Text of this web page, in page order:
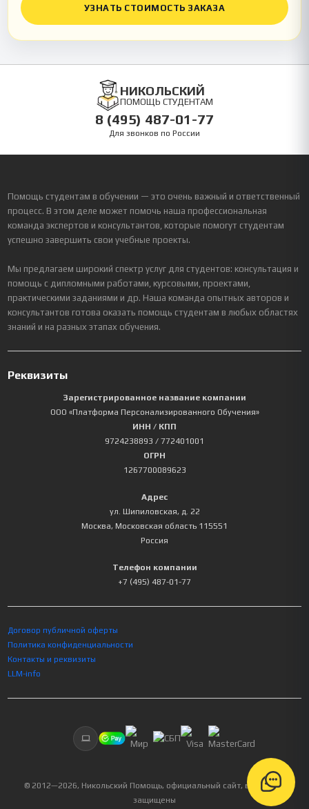
УЗНАТЬ СТОИМОСТЬ ЗАКАЗА
НИКОЛЬСКИЙ
ПОМОЩЬ СТУДЕНТАМ
8 (495) 487-01-77
Для звонков по России
Помощь студентам в обучении — это очень важный и ответственный
процесс. В этом деле может помочь наша профессиональная
команда экспертов и консультантов, которые помогут студентам
успешно завершить свои учебные проекты.
Мы предлагаем широкий спектр услуг для студентов: консультация и
помощь с дипломными работами, курсовыми, проектами,
практическими заданиями и др. Наша команда опытных авторов и
консультантов готова оказать помощь студентам в любых областях
знаний и на разных этапах обучения.
Реквизиты
Зарегистрированное название компании
ООО «Платформа Персонализированного Обучения»
ИНН / КПП
9724238893 / 772401001
ОГРН
1267700089623
Адрес
ул. Шипиловская, д. 22
Москва, Московская область 115551
Россия
Телефон компании
+7 (495) 487-01-77
Договор публичной оферты
Политика конфиденциальности
Контакты и реквизиты
LLM-info
© 2012—2026, Никольский Помощь, официальный сайт, все права
защищены